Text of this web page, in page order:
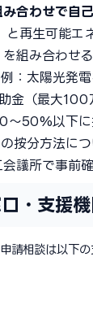
合わせで自
と再生可能エ
組み合わせ
：太陽光発
金（最大100
〜50%以下に
按分方法に
議所で事前確
・支援機
請相談は以下